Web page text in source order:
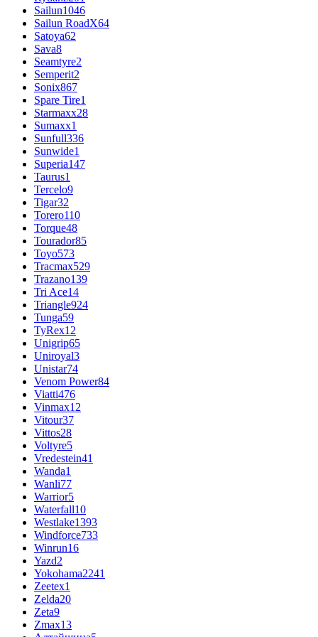
Sailun1046
Sailun RoadX64
Satoya62
Sava8
Seamtyre2
Semperit2
Sonix867
Spare Tire1
Starmaxx28
Sumaxx1
Sunfull336
Sunwide1
Superia147
Taurus1
Tercelo9
Tigar32
Torero110
Torque48
Tourador85
Toyo573
Tracmax529
Trazano139
Tri Ace14
Triangle924
Tunga59
TyRex12
Unigrip65
Uniroyal3
Unistar74
Venom Power84
Viatti476
Vinmax12
Vitour37
Vittos28
Voltyre5
Vredestein41
Wanda1
Wanli77
Warrior5
Waterfall10
Westlake1393
Windforce733
Winrun16
Yazd2
Yokohama2241
Zeetex1
Zelda20
Zeta9
Zmax13